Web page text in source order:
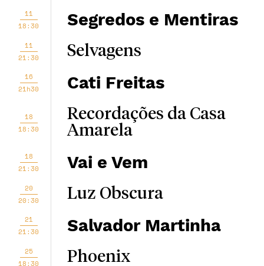
11
18:30
Segredos e Mentiras
11
21:30
Selvagens
16
21h30
Cati Freitas
18
18:30
Recordações da Casa
Amarela
18
21:30
Vai e Vem
20
20:30
Luz Obscura
21
21:30
Salvador Martinha
25
18:30
Phoenix